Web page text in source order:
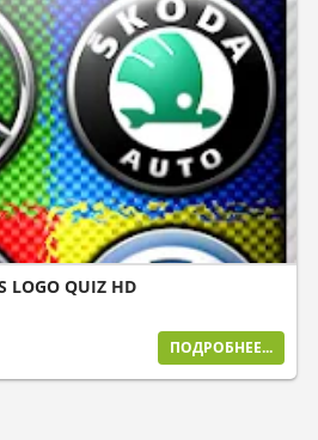
LOGO QUIZ HD
ПОДРОБНЕЕ...